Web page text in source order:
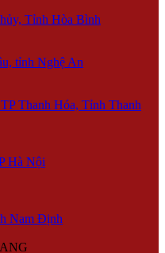
Tỉnh Hòa Bình
tỉnh Nghệ An
Thanh Hóa, Tỉnh Thanh
Hà Nội
Nam Định